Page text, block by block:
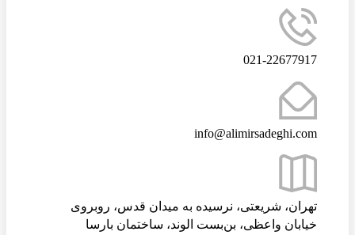
021-22677917
info@alimirsadeghi.com
تهران، شریعتی، نرسیده به میدان قدس، روبروی
خیابان واعظی، بن‌بست الوند، ساختمان بارسا